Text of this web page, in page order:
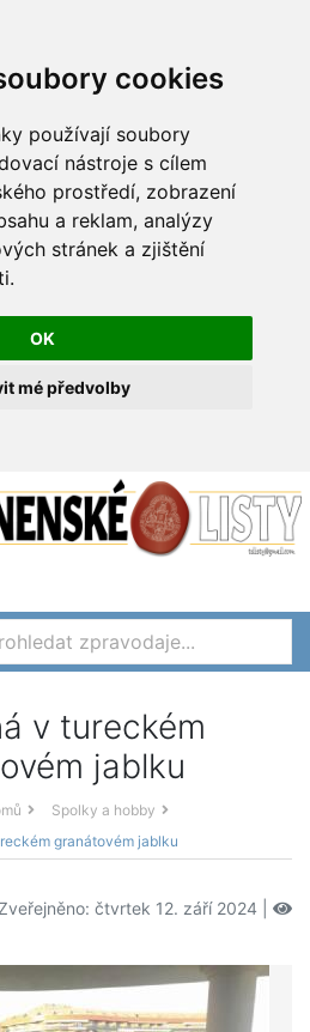
cookies
používají soubory
nástroje s cílem
prostředí, zobrazení
a reklam, analýzy
stránek a zjištění
OK
mé předvolby
v tureckém
jablku
Spolky a hobby
granátovém jablku
čtvrtek 12. září 2024 |